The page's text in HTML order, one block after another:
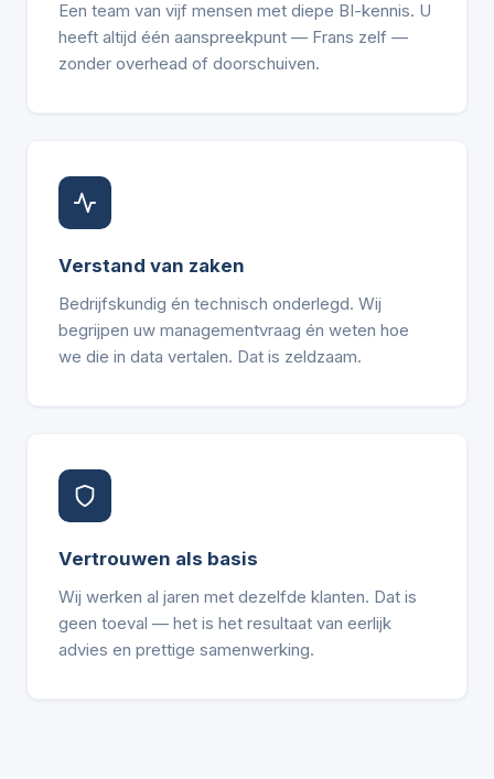
Een team van vijf mensen met diepe BI-kennis. U
heeft altijd één aanspreekpunt — Frans zelf —
zonder overhead of doorschuiven.
Verstand van zaken
Bedrijfskundig én technisch onderlegd. Wij
begrijpen uw managementvraag én weten hoe
we die in data vertalen. Dat is zeldzaam.
Vertrouwen als basis
Wij werken al jaren met dezelfde klanten. Dat is
geen toeval — het is het resultaat van eerlijk
advies en prettige samenwerking.